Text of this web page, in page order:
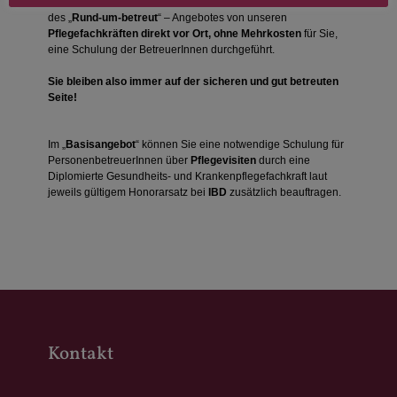
des „Rund-um-betreut“ – Angebotes von unseren
Pflegefachkräften direkt vor Ort, ohne Mehrkosten für Sie,
eine Schulung der BetreuerInnen durchgeführt.
Sie bleiben also immer auf der sicheren und gut betreuten
Seite!
Im „Basisangebot“ können Sie eine notwendige Schulung für
PersonenbetreuerInnen über Pflegevisiten durch eine
Diplomierte Gesundheits- und Krankenpflegefachkraft laut
jeweils gültigem Honorarsatz bei
IBD zusätzlich beauftragen.
Kontakt